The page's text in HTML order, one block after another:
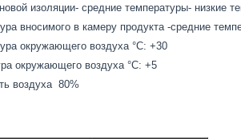
изоляции- средние температуры- низкие
вносимого в камеру продукта -средние
окружающего воздуха °С: +30
окружающего воздуха °С: +5
воздуха 80%